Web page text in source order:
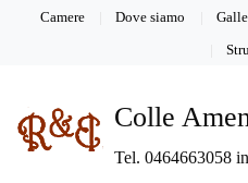
Camere Dove siamo
Colle
Tel. 0464663058